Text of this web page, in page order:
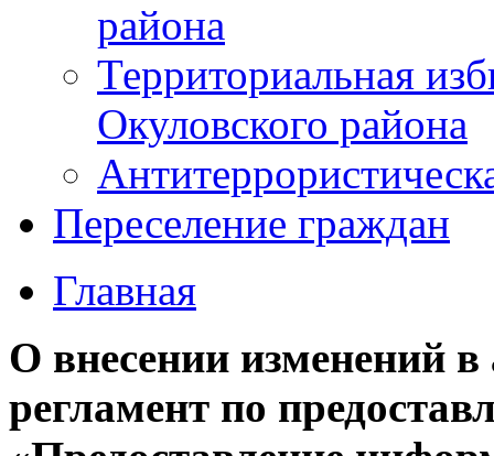
района
Территориальная
Окуловского района
Переселение граждан
Главная
О внесении изменений
регламент по